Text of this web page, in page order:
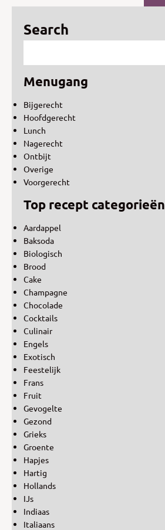
Search
Menugang
Bijgerecht
Hoofdgerecht
Lunch
Nagerecht
Ontbijt
Overige
Voorgerecht
Top recept categorieën
Aardappel
Baksoda
Biologisch
Brood
Cake
Champagne
Chocolade
Cocktails
Culinair
Engels
Exotisch
Feestelijk
Frans
Fruit
Gevogelte
Gezond
Grieks
Groente
Hapjes
Hartig
Hollands
IJs
Indiaas
Italiaans